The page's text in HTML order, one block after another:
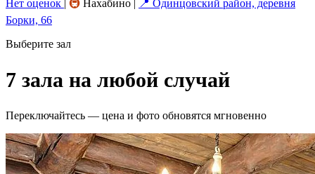
Нет оценок | 🚇 Нахабино | 📍 Одинцовский район, деревня
Борки, 66
Выберите зал
7 зала на любой случай
Переключайтесь — цена и фото обновятся мгновенно